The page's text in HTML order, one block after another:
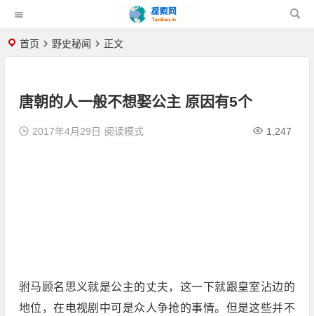
首页 野史秘闻 正文
唐朝的人一般不想娶公主 原因有5个
2017年4月29日 1,247
阅读模式
驸马顾名思义就是公主的丈夫，这一下就跟皇室沾边的
地位，在电视剧中可是众人争抢的事情。但是这些并不